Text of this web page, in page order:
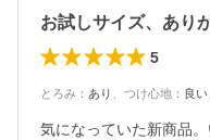
お試しサイズ、あり
5
とろみ ： あり つけ心地 ： 良い
気になっていた新商品